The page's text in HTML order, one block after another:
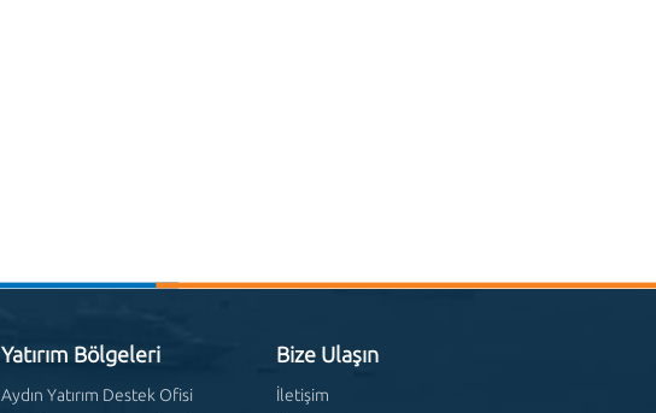
Yatırım Bölgeleri
Aydın Yatırım Destek Ofisi
Bize Ulaşın
İletişim